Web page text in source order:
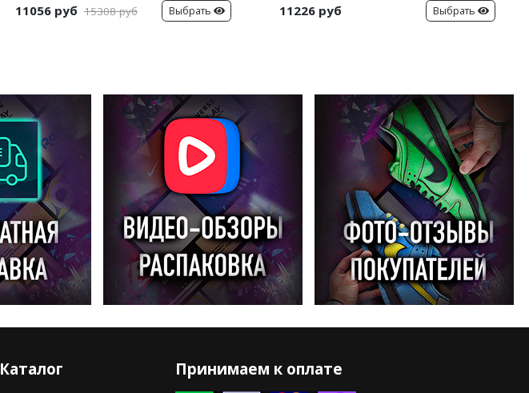
11056 руб 15308 руб Выбрать 11226 руб Выбрать
Каталог Принимаем к оплате